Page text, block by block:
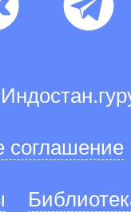
соглашение